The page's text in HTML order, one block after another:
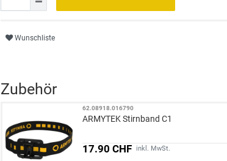
Wunschliste
Zubehör
62.08918.016790
ARMYTEK Stirnband C1
17.90 CHF inkl. MwSt.